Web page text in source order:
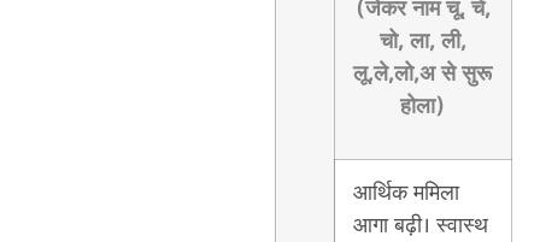
(जेकर नाम चू, चे,
चो, ला, ली,
लू,ले,लो,अ से सुरू
होला)
आर्थिक ममिला
आगा बढ़ी। स्वास्थ